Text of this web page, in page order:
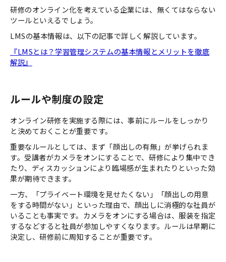
研修のオンライン化を考えている企業には、無くてはならない
ツールといえるでしょう。
LMSの基本情報は、以下の記事で詳しく解説しています。
『LMSとは？学習管理システムの基本情報とメリットを徹底
解説』
ルールや制度の設定
オンライン研修を実施する際には、事前にルールをしっかり
と決めておくことが重要です。
重要なルールとしては、まず「顔出しの有無」が挙げられま
す。受講者がカメラをオンにすることで、研修により集中でき
たり、ディスカッションにより臨場感が生まれたりといった効
果が期待できます。
一方、「プライベート環境を見せたくない」「顔出しの用意
をする時間がない」といった理由で、顔出しに消極的な社員が
いることも事実です。カメラをオンにする場合は、服装を指定
するなどすると社員が参加しやすくなります。ルールは早期に
決定し、研修前に周知することが重要です。